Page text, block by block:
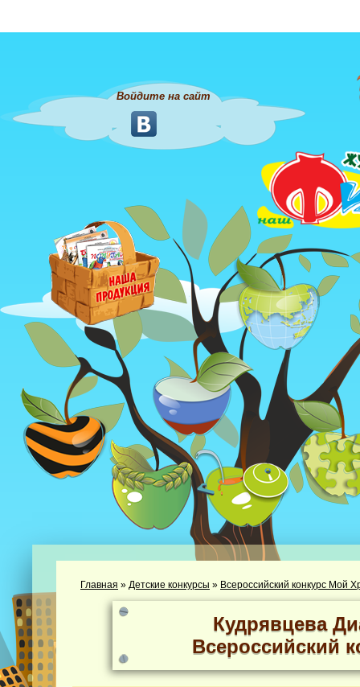
Войдите на сайт
Главная » Детские конкурсы » Всероссийский конкурс Мой
Кудрявцева
Всероссийский